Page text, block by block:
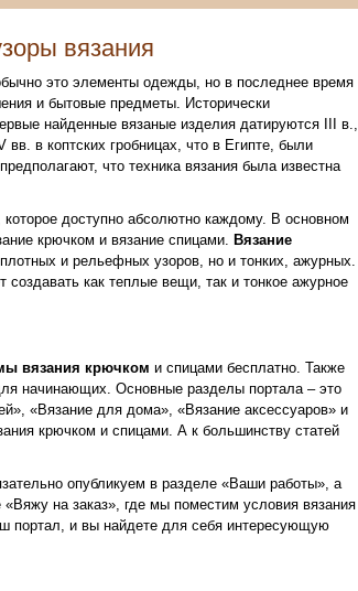
вязания
это элементы одежды, но в последнее время
и бытовые предметы. Исторически
найденные вязаные изделия датируются III в.,
в коптских гробницах, что в Египте, были
что техника вязания была известна
доступно абсолютно каждому. В основном
крючком и вязание спицами. Вязание
и рельефных узоров, но и тонких, ажурных.
создавать как теплые вещи, так и тонкое ажурное
вязания крючком и спицами бесплатно. Также
начинающих. Основные разделы портала – это
«Вязание для дома», «Вязание аксессуаров» и
крючком и спицами. А к большинству статей
опубликуем в разделе «Ваши работы», а
на заказ», где мы поместим условия вязания
портал, и вы найдете для себя интересующую